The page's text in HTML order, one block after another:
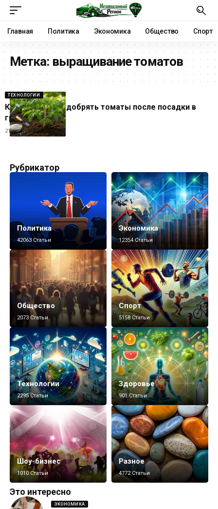
Главная Политика Экономика Общество Спорт
Метка: выращивание томатов
ТЕХНОЛОГИИ
Как правильно удобрять томаты после посадки в
грунт
21.05.2026
Рубрикатор
Политика
42063 Статьи
Экономика
12354 Статьи
Общество
2073 Статьи
Спорт
5158 Статьи
Технологии
2295 Статьи
Здоровье
901 Статьи
Шоу-бизнес
1010 Статьи
Разное
4772 Статьи
Это интересно
ЭКОНОМИКА